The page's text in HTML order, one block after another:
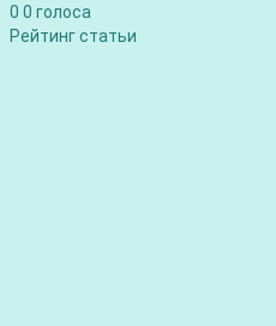
0 0 голоса
Рейтинг статьи